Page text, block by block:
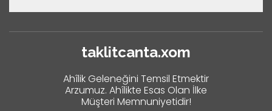
taklitcanta.xom
Ahîlik Geleneğini Temsil Etmektir
Arzumuz. Ahîlikte Esas Olan İlke
Müşteri Memnuniyetidir!